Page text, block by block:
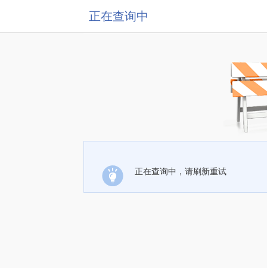
正在查询中
正在查询中，请刷新重试